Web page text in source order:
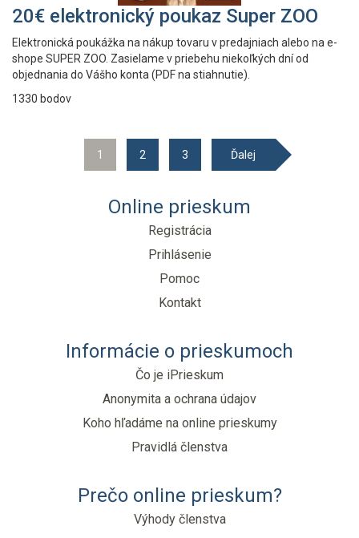
20€ elektronický poukaz Super ZOO
Elektronická poukážka na nákup tovaru v predajniach alebo na e-
shope SUPER ZOO. Zasielame v priebehu niekoľkých dní od
objednania do Vášho konta (PDF na stiahnutie).
1330 bodov
1 2 3 Ďalej
Online prieskum
Registrácia
Prihlásenie
Pomoc
Kontakt
Informácie o prieskumoch
Čo je iPrieskum
Anonymita a ochrana údajov
Koho hľadáme na online prieskumy
Pravidlá členstva
Prečo online prieskum?
Výhody členstva